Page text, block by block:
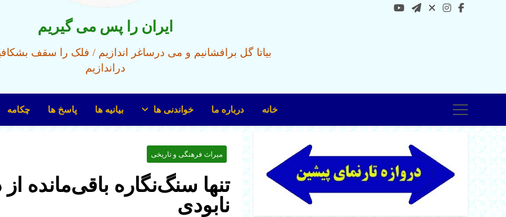
ایران را پس می گیریم
بیاتا گل برافشانیم و می درساغر اندازیم / فلک را سقف
دراندازیم
خانه درباره ما خواندنی ها بیانیه ها پاسخ ها چکامه
میراث فرهنگی و تاریخی
تنها سنگ‌نگاره باقی‌مانده
نابودی